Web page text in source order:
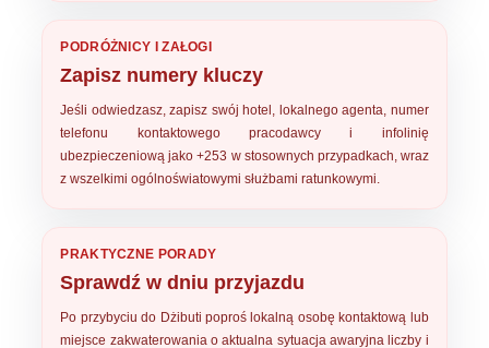
PODRÓŻNICY I ZAŁOGI
Zapisz numery kluczy
Jeśli odwiedzasz, zapisz swój hotel, lokalnego agenta, numer
telefonu kontaktowego pracodawcy i infolinię
ubezpieczeniową jako+253 w stosownych przypadkach, wraz
z wszelkimi ogólnoświatowymi służbami ratunkowymi.
PRAKTYCZNE PORADY
Sprawdź w dniu przyjazdu
Po przybyciu do Dżibuti poproś lokalną osobę kontaktową lub
miejsce zakwaterowania oaktualna sytuacja awaryjna liczby i